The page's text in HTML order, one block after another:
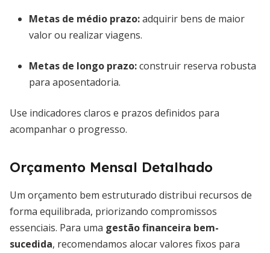
Metas de médio prazo:adquirir bens de maior
valor ou realizar viagens.
Metas de longo prazo:construir reserva robusta
para aposentadoria.
Use indicadores claros e prazos definidos para
acompanhar o progresso.
Orçamento Mensal Detalhado
Um orçamento bem estruturado distribui recursos de
forma equilibrada, priorizando compromissos
essenciais. Para uma gestão financeira bem-
sucedida, recomendamos alocar valores fixos para